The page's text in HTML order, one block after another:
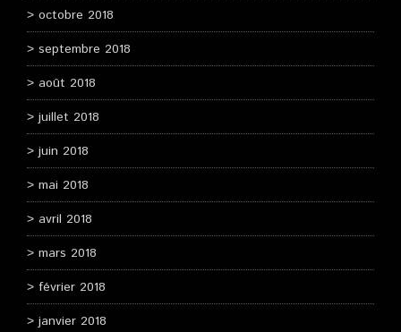
octobre 2018
septembre 2018
août 2018
juillet 2018
juin 2018
mai 2018
avril 2018
mars 2018
février 2018
janvier 2018